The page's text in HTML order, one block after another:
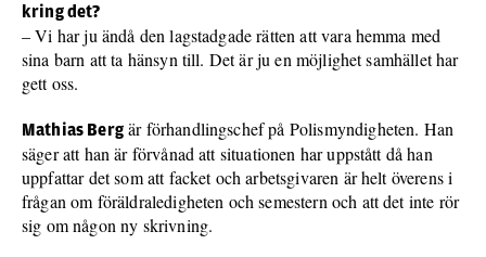
kring det?
– Vi har ju ändå den lagstadgade rätten att vara hemma med
sina barn att ta hänsyn till. Det är ju en möjlighet samhället har
gett oss.
Mathias Bergär förhandlingschef på Polismyndigheten. Han
säger att han är förvånad att situationen har uppstått då han
uppfattar det som att facket och arbetsgivaren är helt överens i
frågan om föräldraledigheten och semestern och att det inte rör
sig om någon ny skrivning.